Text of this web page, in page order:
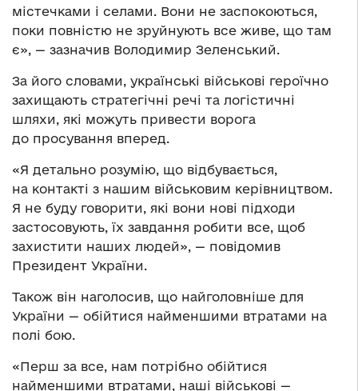
містечками і селами. Вони не заспокоються,
поки повністю не зруйнують все живе, що там
є», — зазначив Володимир Зеленський.
За його словами, українські військові героїчно
захищають стратегічні речі та логістичні
шляхи, які можуть привести ворога
до просування вперед.
«Я детально розумію, що відбувається,
на контакті з нашим військовим керівництвом.
Я не буду говорити, які вони нові підходи
застосовують, їх завдання робити все, щоб
захистити наших людей», — повідомив
Президент України.
Також він наголосив, що найголовніше для
України — обійтися найменшими втратами на
полі бою.
«Перш за все, нам потрібно обійтися
найменшими втратами, наші військові —